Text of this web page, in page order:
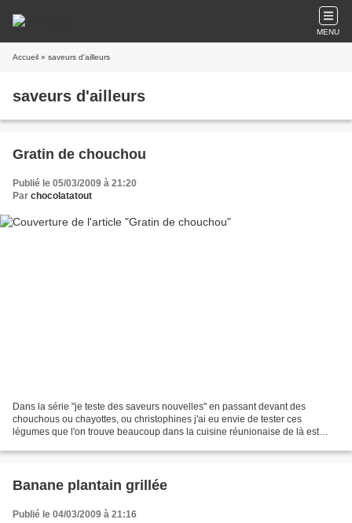
MENU
Accueil » saveurs d'ailleurs
saveurs d'ailleurs
Gratin de chouchou
Publié le 05/03/2009 à 21:20
Par chocolatatout
Dans la série "je teste des saveurs nouvelles" en passant devant des
chouchous ou chayottes, ou christophines j'ai eu envie de tester ces
légumes que l'on trouve beaucoup dans la cuisine réunionaise de là est
Banane plantain grillée
Publié le 04/03/2009 à 21:16